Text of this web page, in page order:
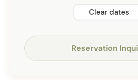
Clear dates
Reservation